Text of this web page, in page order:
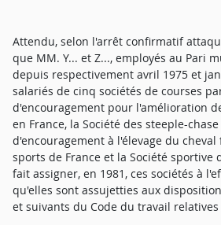
Attendu, selon l'arrêt confirmatif
que MM. Y... et Z..., employés au Pari
depuis respectivement avril 1975 et
salariés de cinq sociétés de courses
d'encouragement pour l'amélioration
en France, la Société des steeple-
d'encouragement à l'élevage du cheval
sports de France et la Société sportive
fait assigner, en 1981, ces sociétés à
qu'elles sont assujetties aux
et suivants du Code du travail relatives